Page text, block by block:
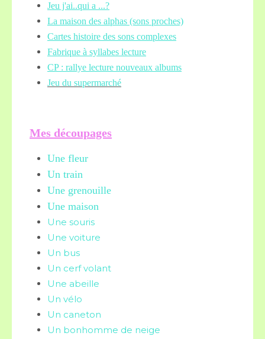
Jeu j'ai..qui a ...?
La maison des alphas (sons proches)
Cartes histoire des sons complexes
Fabrique à syllabes lecture
CP : rallye lecture nouveaux albums
Jeu du supermarché
Mes découpages
Une fleur
Un train
Une grenouille
Une maison
Une souris
Une voiture
Un bus
Un cerf volant
Une abeille
Un vélo
Un caneton
Un bonhomme de neige